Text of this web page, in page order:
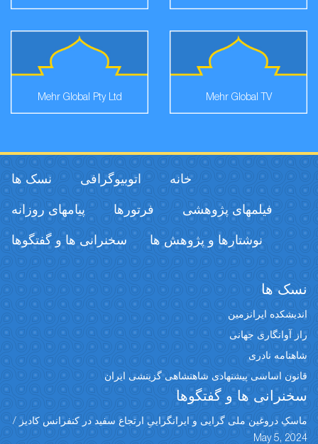
Mehr Global TV
Mehr Global Pty Ltd
خانه اتوبیوگرافی نسک ها
فیلمهای پژوهشی فرتورها پیامهای روزانه
نوشتارها و پژوهش ها سخنرانی ها و گفتگوها
نسک ها
اندیشکده ایرانزمین
راز آوانگاری جهانی
شاهنامه نادری
قانون اساسی پیشنهادی شاهنشاهی گزینشی ایران
سخنرانی ها و گفتگوها
ماسکِ دروغین ملی گرایی و ایرانگراییِ ارتجاع سفید در کنفرانس کادیز /
May 5, 2024